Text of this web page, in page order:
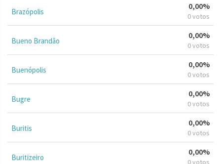
Brazópolis
0,00%
0 votos
Bueno Brandão
0,00%
0 votos
Buenópolis
0,00%
0 votos
Bugre
0,00%
0 votos
Buritis
0,00%
0 votos
Buritizeiro
0,00%
0 votos